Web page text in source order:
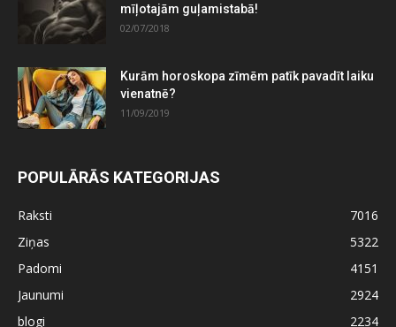
mīļotajām guļamistabā!
02/07/2018
Kurām horoskopa zīmēm patīk pavadīt laiku
vienatnē?
11/09/2019
POPULĀRĀS KATEGORIJAS
Raksti
7016
Ziņas
5322
Padomi
4151
Jaunumi
2924
blogi
2234